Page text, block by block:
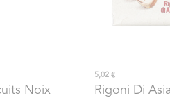
Noix
5,02 €
Rigoni Di